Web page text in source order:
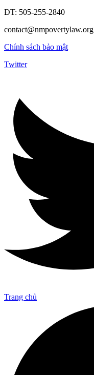
ĐT: 505-255-2840
contact@nmpovertylaw.org
Chính sách bảo mật
Twitter
Trang chủ